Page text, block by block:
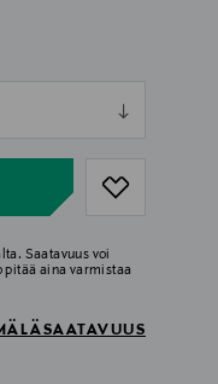
Saatavuus voi
aina varmistaa